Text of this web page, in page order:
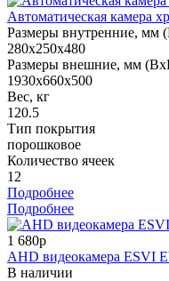
Автоматическая камера
Размеры внутренние,
280x250x480
Размеры внешние, мм
1930x660x500
Вес, кг
120.5
Тип покрытия
порошковое
Количество ячеек
12
Подробнее
Подробнее
1 680р
AHD видеокамера ESVI
В наличии